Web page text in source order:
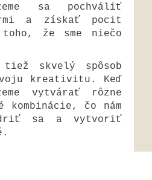
sa pochváliť
a získať pocit
že sme niečo
tiež skvelý spôsob
kreativitu. Keď
vytvárať rôzne
kombinácie, čo nám
sa a vytvoriť